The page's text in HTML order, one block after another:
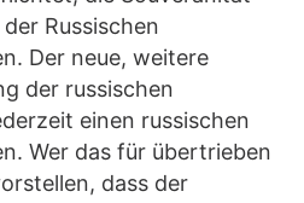
Russischen
Der neue, weitere
der russischen
einen russischen
Wer das für übertrieben
dass der